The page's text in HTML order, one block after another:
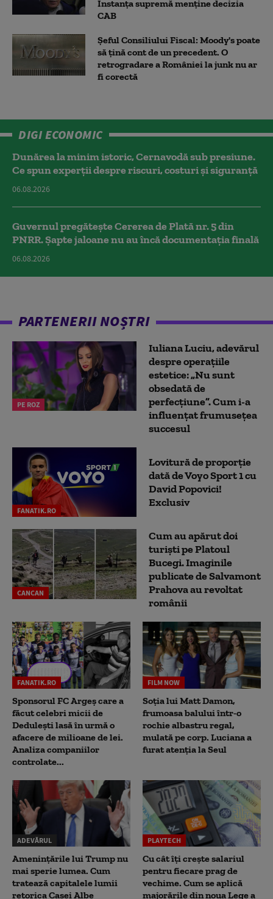
Instanța supremă menține decizia
CAB
Șeful Consiliului Fiscal: Moody's poate
să țină cont de un precedent. O
retrogradare a României la junk nu ar
fi corectă
DIGI ECONOMIC
Dunărea la minim istoric, Cernavodă sub presiune.
Ce spun experții despre riscuri, costuri și siguranță
06.08.2026
Guvernul pregătește Cererea de Plată nr. 5 din
PNRR. Șapte jaloane nu au încă documentația finală
06.08.2026
PARTENERII NOȘTRI
PE ROZ
Iuliana Luciu, adevărul
despre operațiile
estetice: „Nu sunt
obsedată de
perfecțiune”. Cum i-a
influențat frumusețea
succesul
FANATIK.RO
Lovitură de proporție
dată de Voyo Sport 1 cu
David Popovici!
Exclusiv
CANCAN
Cum au apărut doi
turiști pe Platoul
Bucegi. Imaginile
publicate de Salvamont
Prahova au revoltat
românii
FANATIK.RO
Sponsorul FC Argeș care a
făcut celebri micii de
Dedulești lasă în urmă o
afacere de milioane de lei.
Analiza companiilor
controlate...
FILM NOW
Soția lui Matt Damon,
frumoasa balului într-o
rochie albastru regal,
mulată pe corp. Luciana a
furat atenția la Seul
ADEVĂRUL
Amenințările lui Trump nu
mai sperie lumea. Cum
tratează capitalele lumii
retorica Casei Albe
PLAYTECH
Cu cât îți crește salariul
pentru fiecare prag de
vechime. Cum se aplică
majorările din noua Lege a